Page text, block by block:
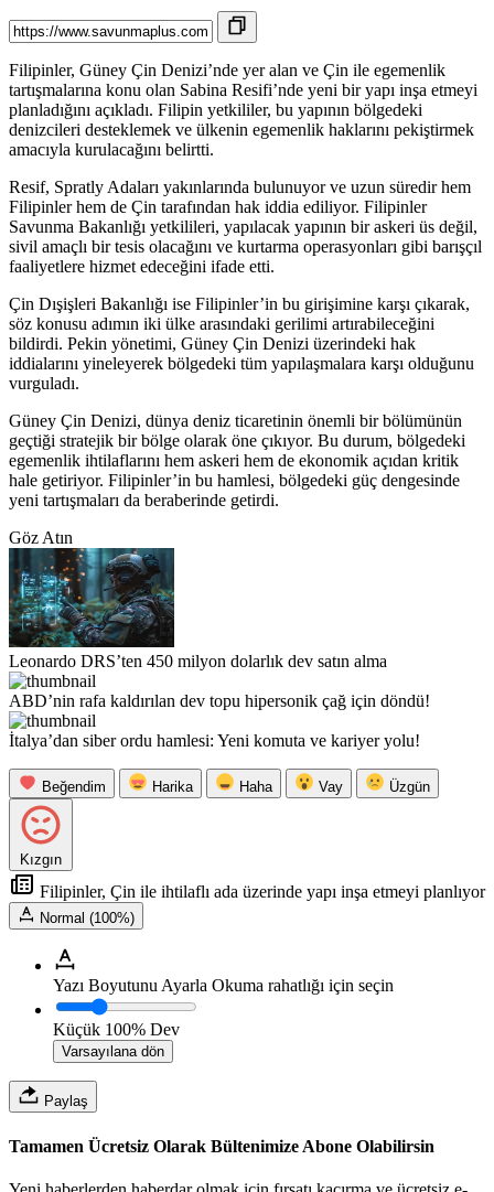
Filipinler, Güney Çin Denizi’nde yer alan ve Çin ile egemenlik
tartışmalarına konu olan Sabina Resifi’nde yeni bir yapı inşa etmeyi
planladığını açıkladı. Filipin yetkililer, bu yapının bölgedeki
denizcileri desteklemek ve ülkenin egemenlik haklarını pekiştirmek
amacıyla kurulacağını belirtti.
Resif, Spratly Adaları yakınlarında bulunuyor ve uzun süredir hem
Filipinler hem de Çin tarafından hak iddia ediliyor. Filipinler
Savunma Bakanlığı yetkilileri, yapılacak yapının bir askeri üs değil,
sivil amaçlı bir tesis olacağını ve kurtarma operasyonları gibi barışçıl
faaliyetlere hizmet edeceğini ifade etti.
Çin Dışişleri Bakanlığı ise Filipinler’in bu girişimine karşı çıkarak,
söz konusu adımın iki ülke arasındaki gerilimi artırabileceğini
bildirdi. Pekin yönetimi, Güney Çin Denizi üzerindeki hak
iddialarını yineleyerek bölgedeki tüm yapılaşmalara karşı olduğunu
vurguladı.
Güney Çin Denizi, dünya deniz ticaretinin önemli bir bölümünün
geçtiği stratejik bir bölge olarak öne çıkıyor. Bu durum, bölgedeki
egemenlik ihtilaflarını hem askeri hem de ekonomik açıdan kritik
hale getiriyor. Filipinler’in bu hamlesi, bölgedeki güç dengesinde
yeni tartışmaları da beraberinde getirdi.
Göz Atın
Leonardo DRS’ten 450 milyon dolarlık dev satın alma
ABD’nin rafa kaldırılan dev topu hipersonik çağ için döndü!
İtalya’dan siber ordu hamlesi: Yeni komuta ve kariyer yolu!
Beğendim Harika Haha Vay Üzgün
Kızgın
Filipinler, Çin ile ihtilaflı ada üzerinde yapı inşa etmeyi planlıyor
Normal (100%)
Yazı Boyutunu Ayarla Okuma rahatlığı için seçin
Küçük 100% Dev
Varsayılana dön
Paylaş
Tamamen Ücretsiz Olarak Bültenimize Abone Olabilirsin